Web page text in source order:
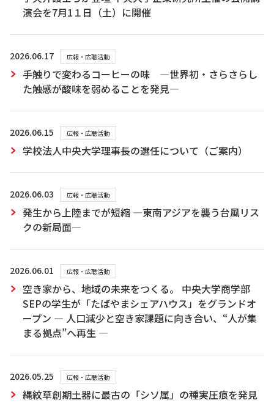
演会を7月1１日（土）に開催
2026.06.17 広報・広聴活動
手触りで変わるコーヒーの味 ―世界初・さらさらし
た触感が酸味を弱めることを発見―
2026.06.15 広報・広聴活動
学校法人中央大学理事長の選任について（ご案内）
2026.06.03 広報・広聴活動
発生から上陸までが短縮 ―東南アジアを襲う台風リス
クの新局面―
2026.06.01 広報・広聴活動
空き家から、地域の未来をつくる。 中央大学商学部
SEPの学生が「たばやまシェアハウス」をグランドオ
ープン ― 人口減少と空き家課題に向き合い、“人が集
まる拠点”へ再生 ―
2026.05.25 広報・広聴活動
縄紋草創期土器に最古の「シソ属」の種実圧痕を発見